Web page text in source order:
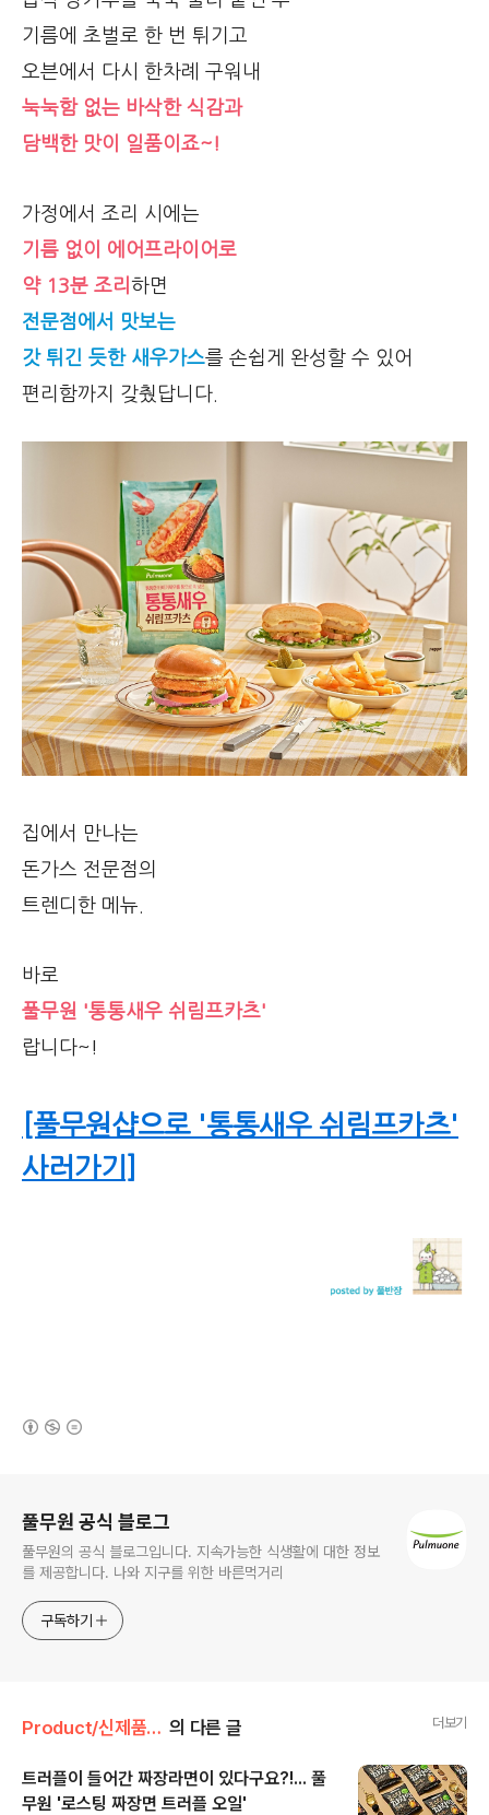
기름에 초벌로 한 번 튀기고
오븐에서 다시 한차례 구워내
눅눅함 없는 바삭한 식감과
담백한 맛이 일품이죠~!
가정에서 조리 시에는
기름 없이 에어프라이어로
약 13분 조리 하면
전문점에서 맛보는
갓 튀긴 듯한 새우가스를 손쉽게 완성할 수 있어
편리함까지 갖췄답니다.
집에서 만나는
돈가스 전문점의
트렌디한 메뉴.
바로
풀무원 '통통새우 쉬림프카츠'
랍니다~!
[풀무원샵으로 '통통새우 쉬림프카츠'
사러가기]
풀무원 공식 블로그
풀무원의 공식 블로그입니다. 지속가능한 식생활에 대한 정보
를 제공합니다. 나와 지구를 위한 바른먹거리
구독하기
Product/신제품 인사드려요! 의 다른 글 더보기
트러플이 들어간 짜장라면이 있다구요?!... 풀
무원 '로스팅 짜장면 트러플 오일'